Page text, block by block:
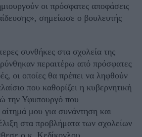
οι πρόσφατες αποφάσεις
σημείωσε ο βουλευτής
συνθήκες στα σχολεία της
περαιτέρω από πρόσφατες
οι οποίες θα πρέπει να ληφθούν
που καθορίζει η κυβερνητική
την Υφυπουργό που
μου για συνάντηση και
στα προβλήματα των σχολείων